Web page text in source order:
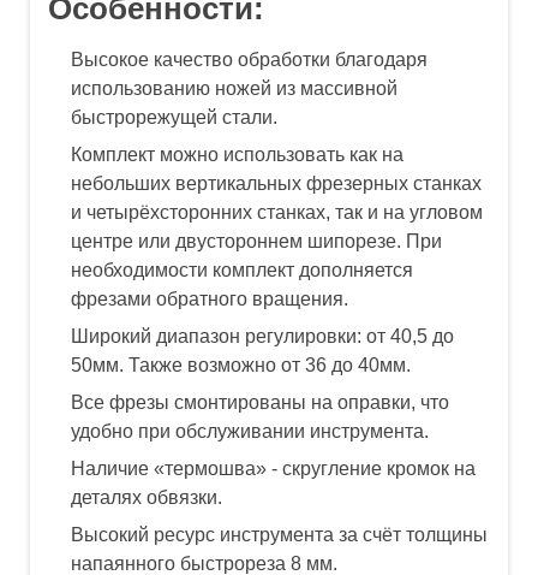
Особенности:
Высокое качество обработки благодаря
использованию ножей из массивной
быстрорежущей стали.
Комплект можно использовать как на
небольших вертикальных фрезерных станках
и четырёхсторонних станках, так и на угловом
центре или двустороннем шипорезе. При
необходимости комплект дополняется
фрезами обратного вращения.
Широкий диапазон регулировки: от 40,5 до
50мм. Также возможно от 36 до 40мм.
Все фрезы смонтированы на оправки, что
удобно при обслуживании инструмента.
Наличие «термошва» - скругление кромок на
деталях обвязки.
Высокий ресурс инструмента за счёт толщины
напаянного быстрореза 8 мм.